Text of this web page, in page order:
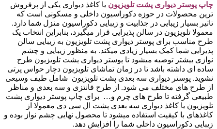
چاپ پوستر دیواری پشت تلویزیون یا کاغذ دیواری یکی از پرفروش
ترین محصولات در حوزه دکوراسیون داخلی و مسکونی است که
تاثیر بسیار زیبایی در جذابیت و زیبایی دکوراسیون منزل شما دارد.
معمولا تلویزیون در سالن پذیرایی قرار میگیرد، بنابراین انتخاب یک
طرح مناسب برای پوستر دیواری پشت تلویزیون به زیبایی سالن
پذیرایی شما کمک بسیار زیادی میکند. به منظور زیبایی و چشم
نوازی بیشتر توصیه میشود تا پوستر دیواری پشت تلویزیون طرح
ساده ای داشته باشد تا در زمان تماشای تلویزیون دچار حواس پرتی
نشوید. پوستر دیواری سه بعدی پشت تلویزیون شامل طیف وسیعی
از طرح های مختلف می شود. از طرح فانتزی و سه بعدی و مناظر
طبیعی گرفته تا طرح های چرم و… برای چاپ پوستر دیواری پشت
تلویزیون یا کاغذ دیواری سه بعدی پشت ال سی دی معمولا از
کاغذهای با کیفیت استفاده میشود تا محصول نهایی چشم نواز بوده و
زیبایی دکوراسیون داخلی شما را افزایش دهد.